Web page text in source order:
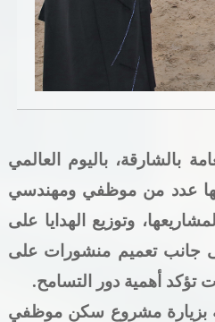
الدائرة
حالة معاملة
الشركات
الحكومية
بالشارقة، باليوم العالمي
عدد من موظفي ومهندسي
وتوزيع الهدايا على
جانب تعميم منشورات على
تؤكد أهمية دور التسامح.
بزيارة مشروع سكن موظفي